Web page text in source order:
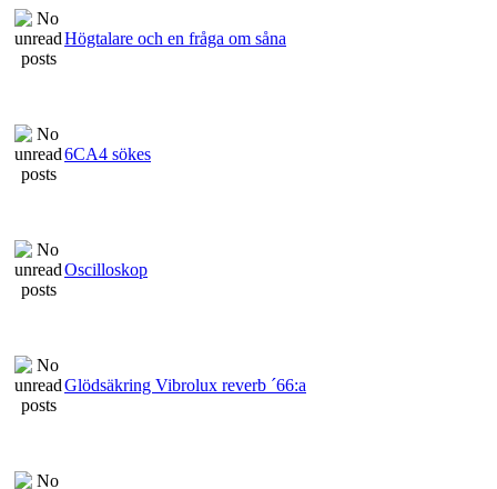
Högtalare och en fråga om såna
6CA4 sökes
Oscilloskop
Glödsäkring Vibrolux reverb ´66:a